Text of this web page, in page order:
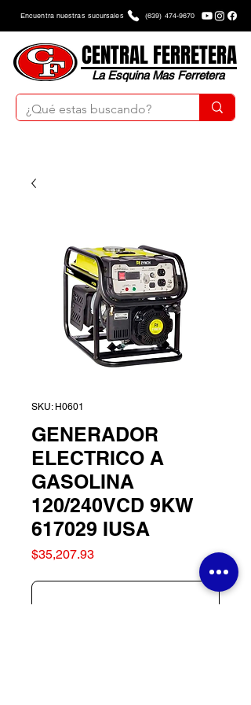
Encuentra nuestras sucursales (639) 474-9670
La Esquina Mas Ferretera
CENTRAL FERRETERA
SKU: H0601
GENERADOR
ELECTRICO A
GASOLINA
120/240VCD 9KW
617029 IUSA
$35,207.93Precio